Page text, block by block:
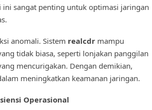
sangat penting untuk optimasi jaringan
anomali. Sistem realcdrmampu
tidak biasa, seperti lonjakan panggilan
mencurigakan. Dengan demikian,
meningkatkan keamanan jaringan.
Operasional